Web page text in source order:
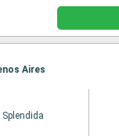
Aires
Splendida